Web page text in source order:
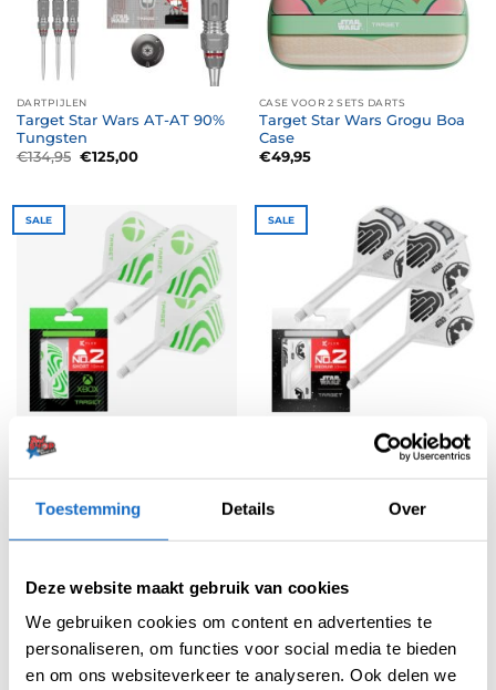
Toestemming Details Over
Deze website maakt gebruik van cookies
We gebruiken cookies om content en advertenties te
personaliseren, om functies voor social media te bieden
en om ons websiteverkeer te analyseren. Ook delen we
DARTPIJLEN
Target Star Wars AT-AT 90%
Tungsten
€134,95 Oorspronkelijke
€125,00Huidige
CASE VOOR 2 SETS DARTS
Target Star Wars Grogu Boa
Case
€49,95
SALE
FLIGHTS
Target K-Flex Xbox Std.02
prijs
€17,99.
prijs
is:
€10,00.
SALE
Target Star Wars K-flex Storm
Trooper Std.02
prijs